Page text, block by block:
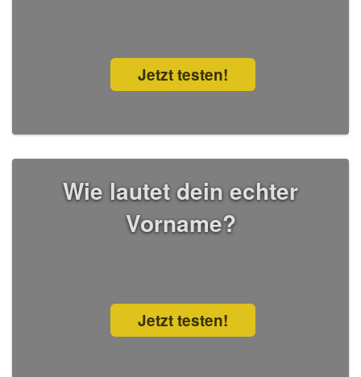
Jetzt testen!
Wie lautet dein echter
Vorname?
Jetzt testen!